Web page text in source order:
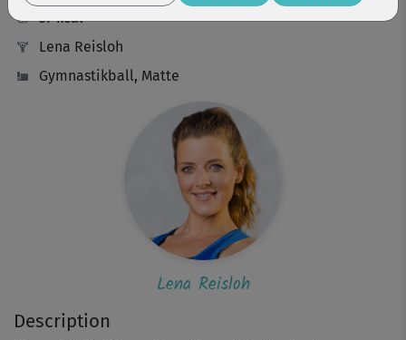
Description
37 kcal
Lena Reisloh
Gymnastikball, Matte
Lena Reisloh